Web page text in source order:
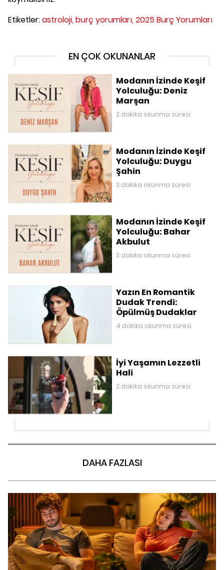
Etiketler:astroloji, burç yorumları, 2025 Burç Yorumları
EN ÇOK OKUNANLAR
Modanın İzinde Keşif
Yolculuğu: Deniz
Marşan
2 dakika okunma süresi
Modanın İzinde Keşif
Yolculuğu: Duygu
Şahin
3 dakika okunma süresi
Modanın İzinde Keşif
Yolculuğu: Bahar
Akbulut
3 dakika okunma süresi
Yazın En Romantik
Dudak Trendi:
Öpülmüş Dudaklar
4 dakika okunma süresi
İyi Yaşamın Lezzetli
Hali
2 dakika okunma süresi
DAHA FAZLASI